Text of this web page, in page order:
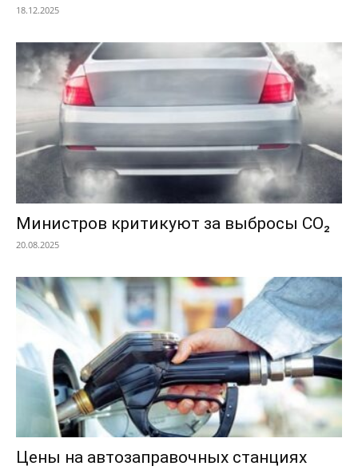
18.12.2025
Министров критикуют за выбросы CO₂
20.08.2025
Цены на автозаправочных станциях